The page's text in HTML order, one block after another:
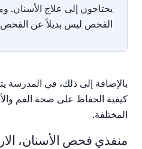
يحتاجون إلى علاج الأسنان.
الفحص ليس بديلاً عن الفحص
بالإضافة إلى ذلك، في المدرسة
كيفية الحفاظ على صحة الفم
المختلفة.
منفذي فحص الأسنان،